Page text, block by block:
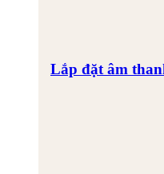
Lắp đặt âm